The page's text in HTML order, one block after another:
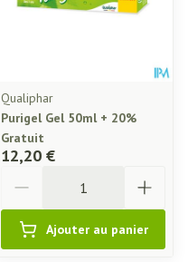
Qualiphar
Purigel Gel 50ml + 20%
Gratuit
12,20 €
Ajouter au panier